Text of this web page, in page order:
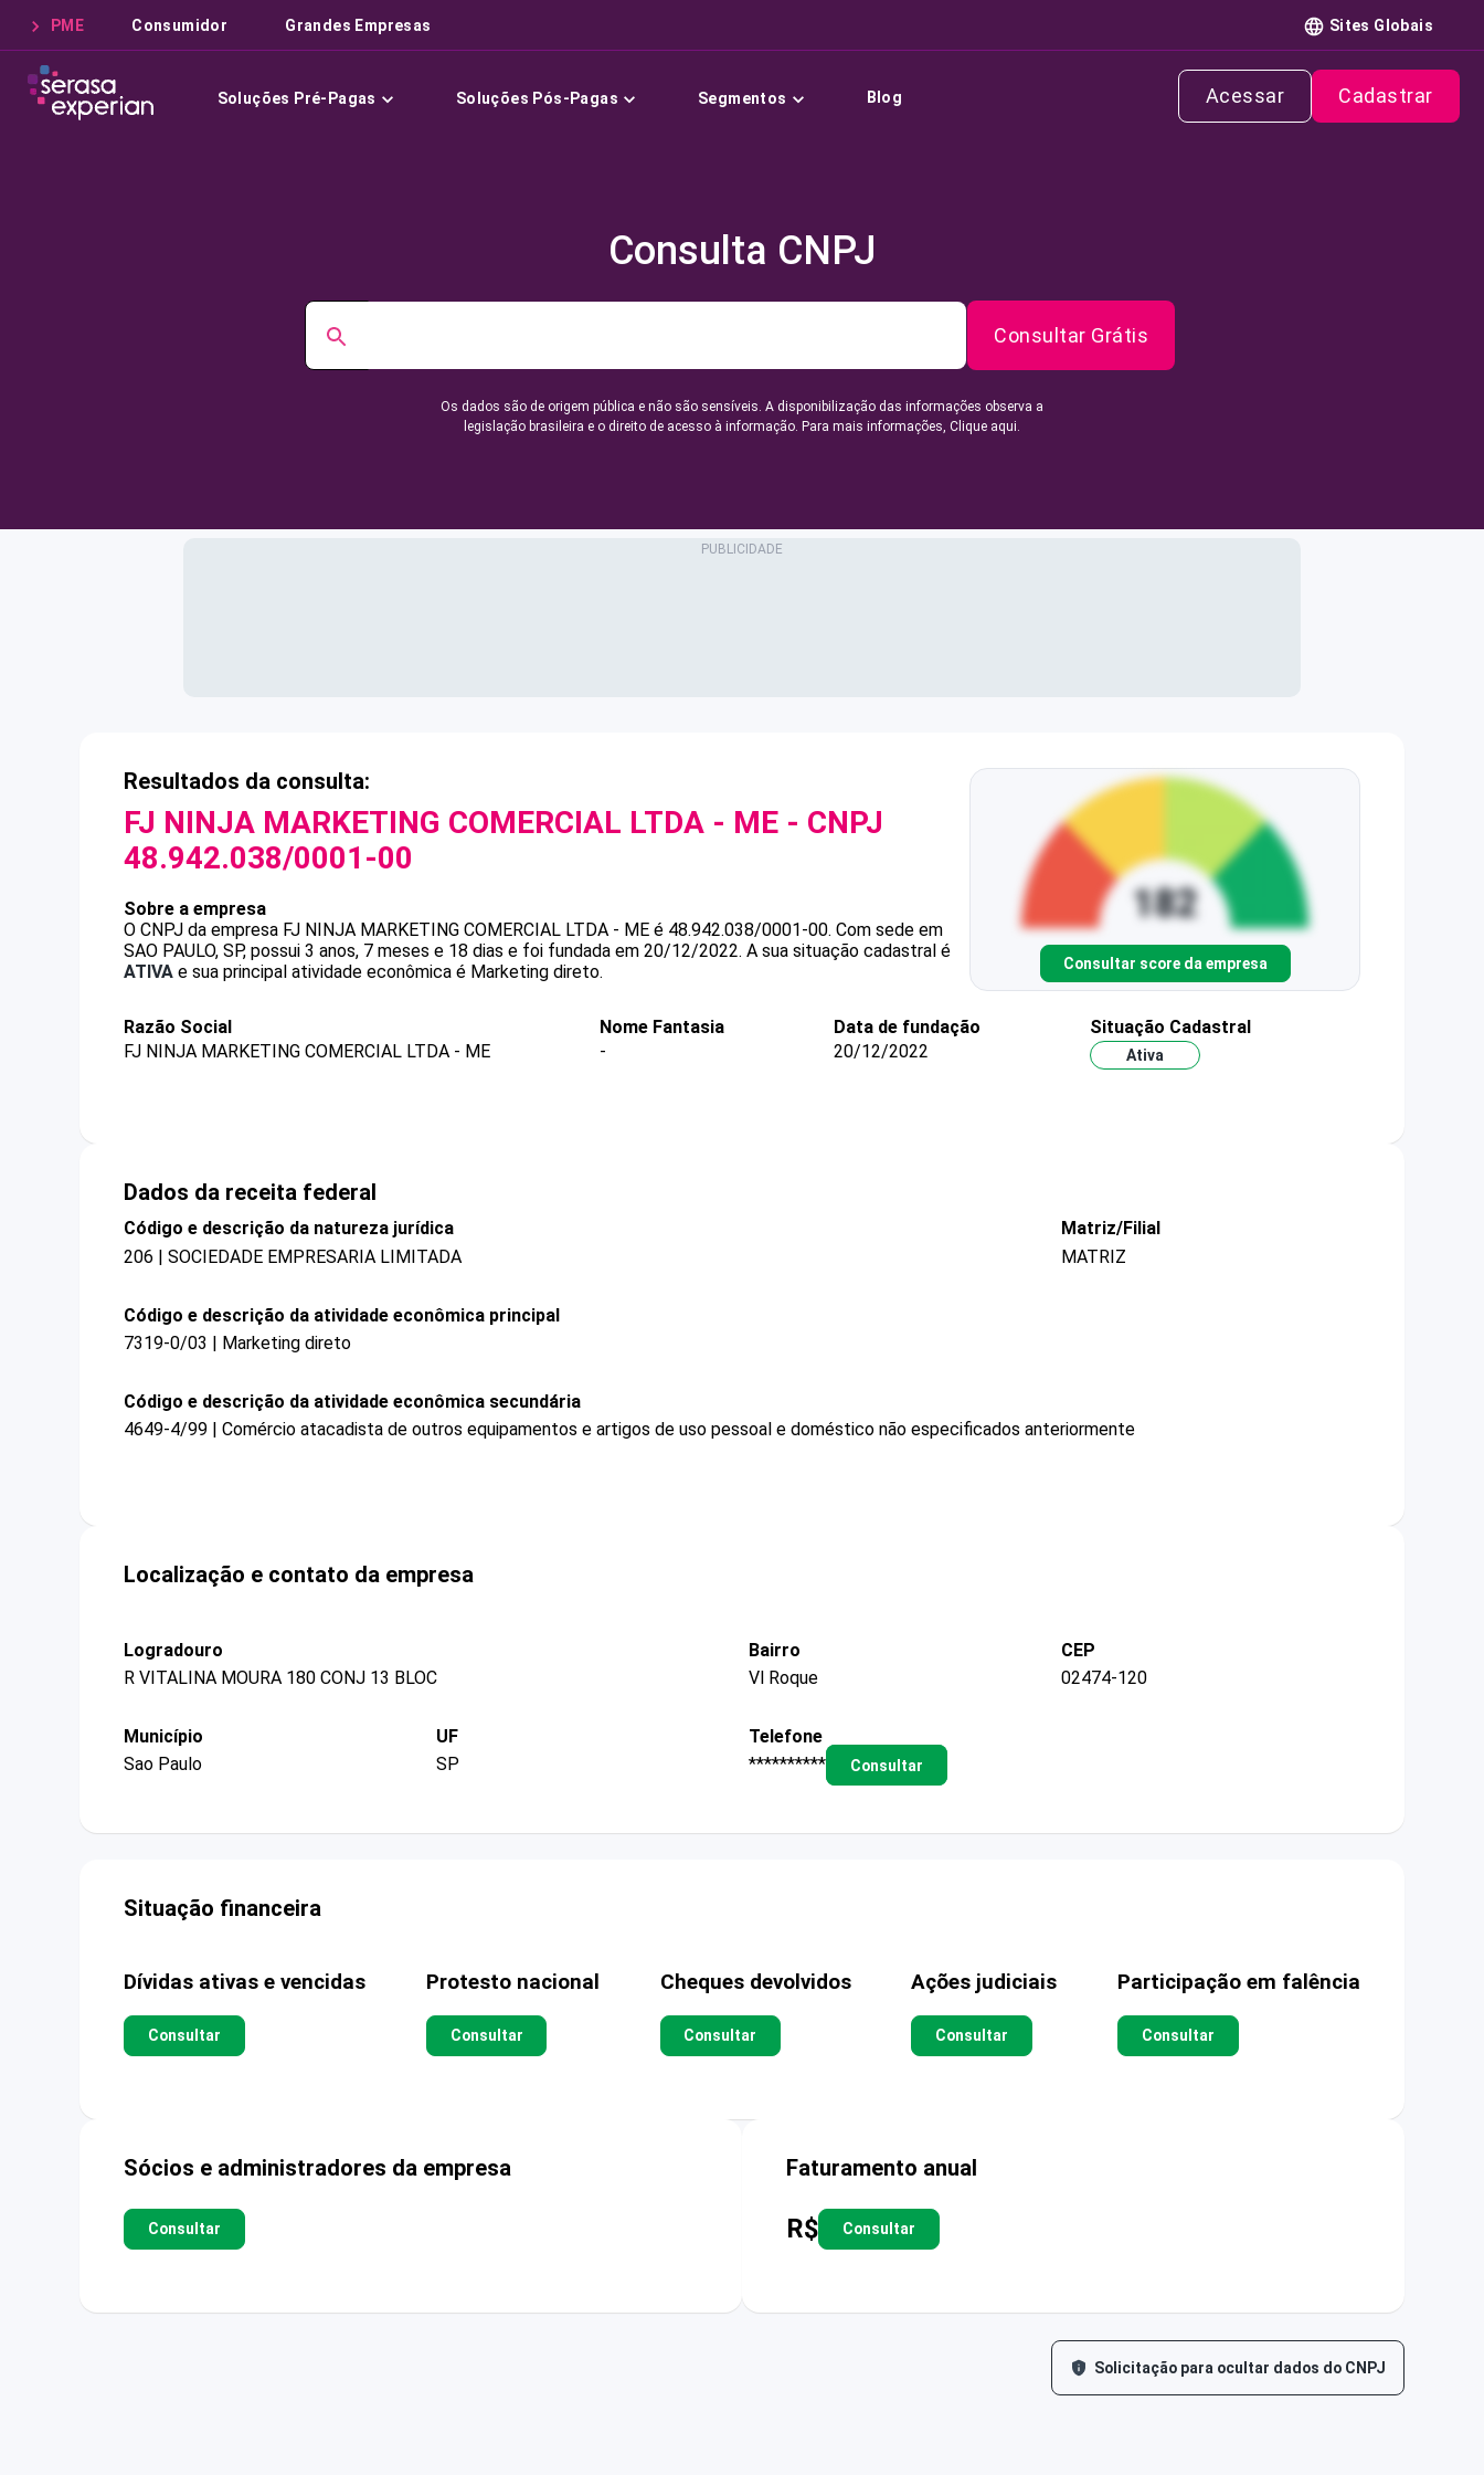
PME Consumidor Grandes Empresas Sites Globais
Soluções Pré-Pagas Soluções Pós-Pagas Segmentos Blog Acessar Cadastrar
Consulta CNPJ
Consultar Grátis
Os dados são de origem pública e não são sensíveis. A disponibilização das informações observa a
legislação brasileira e o direito de acesso à informação. Para mais informações, Clique aqui.
Resultados da consulta:
FJ NINJA MARKETING COMERCIAL LTDA - ME - CNPJ
48.942.038/0001-00
Sobre a empresa
O CNPJ da empresa FJ NINJA MARKETING COMERCIAL LTDA - ME é 48.942.038/0001-00. Com sede em
SAO PAULO, SP, possui 3 anos, 7 meses e 18 dias e foi fundada em 20/12/2022. A sua situação cadastral é
ATIVA e sua principal atividade econômica é Marketing direto. Consultar score da empresa
Razão Social
FJ NINJA MARKETING COMERCIAL LTDA - ME
Nome Fantasia
-
Data de fundação
20/12/2022
Situação Cadastral
Ativa
Dados da receita federal
Código e descrição da natureza jurídica
206 | SOCIEDADE EMPRESARIA LIMITADA
Matriz/Filial
MATRIZ
Código e descrição da atividade econômica principal
7319-0/03 | Marketing direto
Código e descrição da atividade econômica secundária
4649-4/99 | Comércio atacadista de outros equipamentos e artigos de uso pessoal e doméstico não especificados anteriormente
Localização e contato da empresa
Logradouro
R VITALINA MOURA 180 CONJ 13 BLOC
Bairro
Vl Roque
CEP
02474-120
Município
Sao Paulo
UF
SP
Telefone
**********
Consultar
Situação financeira
Dívidas ativas e vencidas
Consultar
Protesto nacional
Consultar
Cheques devolvidos
Consultar
Ações judiciais
Consultar
Participação em falência
Consultar
Sócios e administradores da empresa
Consultar
Faturamento anual
R$ Consultar
Solicitação para ocultar dados do CNPJ